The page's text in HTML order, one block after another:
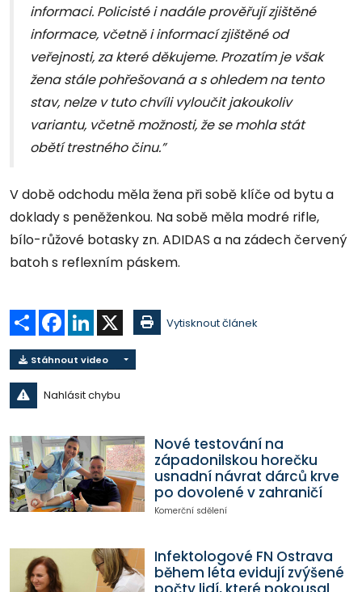
informaci. Policisté i nadále prověřují zjištěné
informace, včetně i informací zjištěné od
veřejnosti, za které děkujeme. Prozatím je však
žena stále pohřešovaná a s ohledem na tento
stav, nelze v tuto chvíli vyloučit jakoukoliv
variantu, včetně možnosti, že se mohla stát
obětí trestného činu.”
V době odchodu měla žena při sobě klíče od bytu a
doklady s peněženkou. Na sobě měla modré rifle,
bílo-růžové botasky zn. ADIDAS a na zádech červený
batoh s reflexním páskem.
Sdílet Facebook
LinkedIn Vytisknout článek
Stáhnout video
Nahlásit chybu
Nové testování na
západonilskou horečku
usnadní návrat dárců krve
po dovolené v zahraničí
Komerční sdělení
Infektologové FN Ostrava
během léta evidují zvýšené